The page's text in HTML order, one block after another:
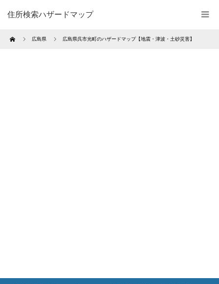
住所検索ハザードマップ
Home 広島県 広島県呉市光町のハザードマップ【地震・津波・土砂災害】